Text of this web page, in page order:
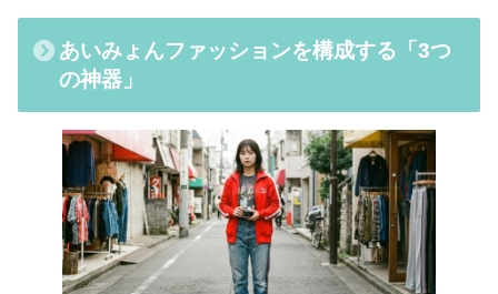
あいみょんファッションを構成する「3つ
の神器」